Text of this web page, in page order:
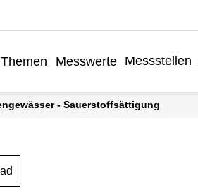
Themen Messwerte Messstellen
- Sauerstoffsättigung